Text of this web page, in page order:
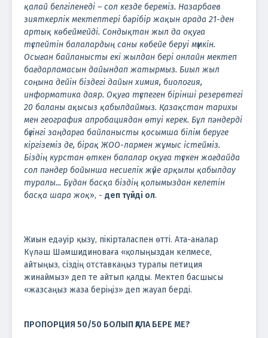
қалай белгіленеді – сол кезде береміз. Назарбаев
зияткерлік мектептері бәрібір жақын арада 21-ден
артық көбеймейді. Сондықтан жыл да оқуға
түспейтін балалардың саны көбейе беруі мүмкін.
Осыған байланысты екі жылдан бері онлайн мектеп
бағдарламасын дайындап жатырмыз. Биыл жыл
соңына дейін біздегі дайын химия, биология,
информатика даяр. Оқуға түспеген бірінші резервтегі
20 баланы ақысыз қабылдаймыз. Қазақстан тарихы
мен география апробациядан өтуі керек. Бұл пәндерді
бүгінгі заңдарға байланысты қосымша білім беруге
кіргіземіз де, бірақ ЖОО-лармен жұмыс істейміз.
Біздің курстан өткен балалар оқуға түскен жағдайда
сол пәндер бойынша несиелік жүйе арқылы қабылдау
туралы... Бұдан басқа біздің қолымыздан келетін
басқа шара жоқ», - деп түйді ол.
Жиын едәуір қызу, пікірталаспен өтті. Ата-аналар
Күләш Шәмшидиноваға «қолыңыздан келмесе,
айтыңыз, сіздің отставкаңыз туралы петиция
жинаймыз» деп те айтып қалды. Мектеп басшысы
«жазсаңыз жаза беріңіз» деп жауап берді.
ПРОПОРЦИЯ 50/50 БОЛЫП ҚАЛА БЕРЕ МЕ?